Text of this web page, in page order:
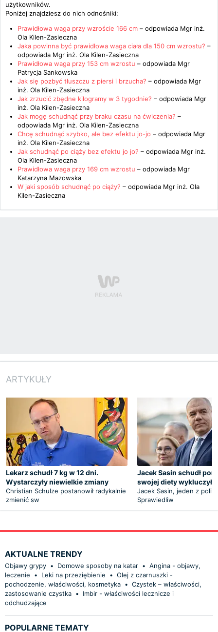
użytkowników.
Poniżej znajdziesz do nich odnośniki:
Prawidłowa waga przy wzroście 166 cm – odpowiada Mgr inż.
Ola Kilen-Zasieczna
Jaka powinna być prawidłowa waga ciała dla 150 cm wzrostu? –
odpowiada Mgr inż. Ola Kilen-Zasieczna
Prawidłowa waga przy 153 cm wzrostu – odpowiada Mgr
Patrycja Sankowska
Jak się pozbyć tłuszczu z piersi i brzucha? – odpowiada Mgr
inż. Ola Kilen-Zasieczna
Jak zrzucić zbędne kilogramy w 3 tygodnie? – odpowiada Mgr
inż. Ola Kilen-Zasieczna
Jak mogę schudnąć przy braku czasu na ćwiczenia? –
odpowiada Mgr inż. Ola Kilen-Zasieczna
Chcę schudnąć szybko, ale bez efektu jo-jo – odpowiada Mgr
inż. Ola Kilen-Zasieczna
Jak schudnąć po ciąży bez efektu jo jo? – odpowiada Mgr inż.
Ola Kilen-Zasieczna
Prawidłowa waga przy 169 cm wzrostu – odpowiada Mgr
Katarzyna Mazowska
W jaki sposób schudnąć po ciąży? – odpowiada Mgr inż. Ola
Kilen-Zasieczna
ARTYKUŁY
Lekarz schudł 7 kg w 12 dni.
Wystarczyły niewielkie zmiany
Christian Schulze postanowił radykalnie
zmienić sw
Jacek Sasin schudł
swojej diety wykluczył
Jacek Sasin, jeden z
Sprawiedliw
AKTUALNE TRENDY
Objawy grypy • Domowe sposoby na katar • Angina - objawy,
leczenie
• Leki na przeziębienie • Olej z czarnuszki -
pochodzenie, właściwości, kosmetyka • Czystek – właściwości,
zastosowanie czystka •
Imbir - właściwości lecznicze i
odchudzające
POPULARNE TEMATY